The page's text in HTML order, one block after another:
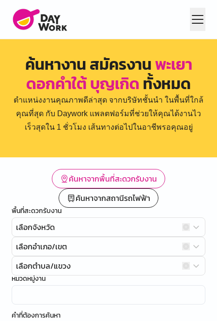
ค้นหางาน สมัครงานพะเยา
ดอกคำใต้ บุญเกิดทั้งหมด
ตำแหน่งงานคุณภาพดีล่าสุด จากบริษัทชั้นนำ ในพื้นที่ใกล้
คุณที่สุด กับ Daywork แพลตฟอร์มที่ช่วยให้คุณได้งานไว
เร็วสุดใน 1 ชั่วโมง เส้นทางต่อไปในอาชีพรอคุณอยู่
ค้นหาจากพื้นที่สะดวกรับงาน
ค้นหาจากสถานีรถไฟฟ้า
พื้นที่สะดวกรับงาน
เลือกจังหวัด
เลือกอำเภอ/เขต
เลือกตำบล/แขวง
หมวดหมู่งาน
คำที่ต้องการค้นหา